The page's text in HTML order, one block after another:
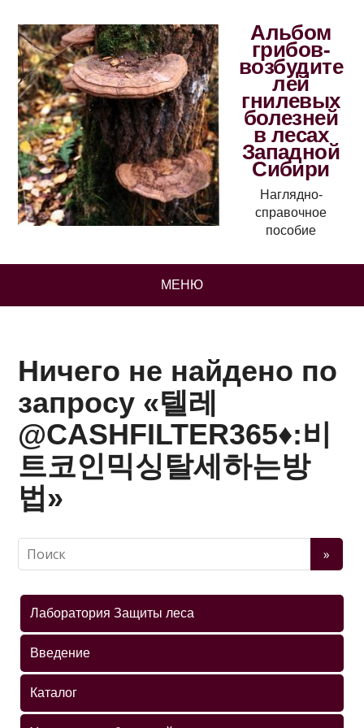
Альбом
грибов-
возбудите
лей
гнилевых
болезней
в лесах
Западной
Сибири
Наглядно-
справочное
пособие
МЕНЮ
Ничего не найдено по
запросу «텔레
@CASHFILTER365♦:비
트코인믹싱탈세하는방
법»
Лаборатория Защиты леса
Введение
Каталог